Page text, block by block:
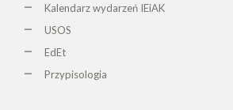
Kalendarz wydarzeń IEiAK
USOS
EdEt
Przypisologia